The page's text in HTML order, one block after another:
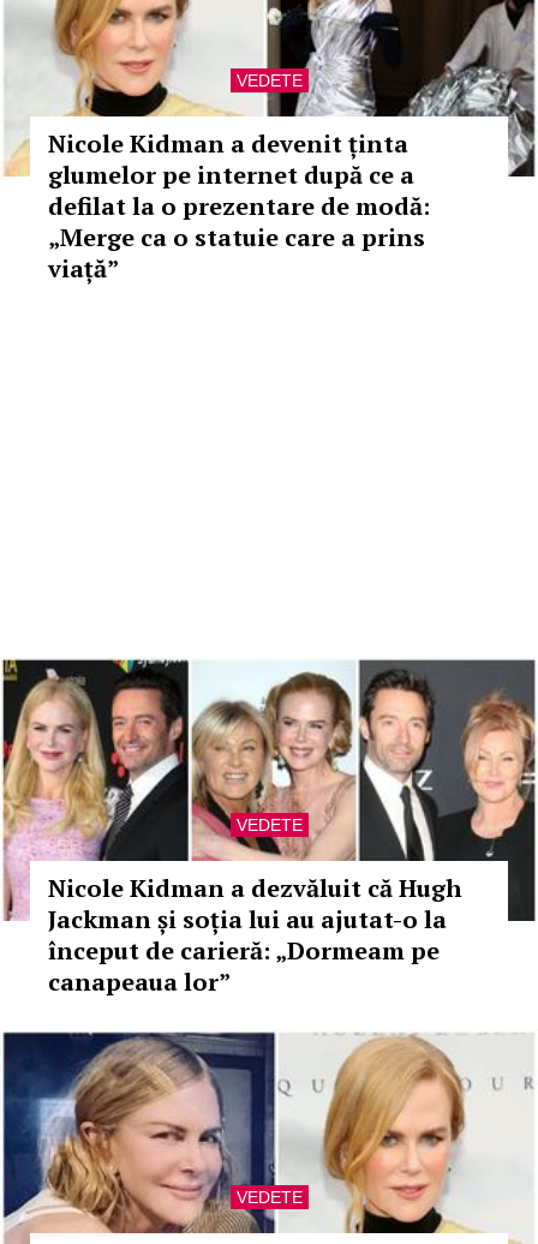
VEDETE
Nicole Kidman a devenit ținta
glumelor pe internet după ce a
defilat la o prezentare de modă:
„Merge ca o statuie care a prins
viață”
VEDETE
Nicole Kidman a dezvăluit că Hugh
Jackman și soția lui au ajutat-o la
început de carieră: „Dormeam pe
canapeaua lor”
VEDETE